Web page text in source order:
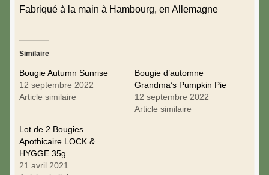
Fabriqué à la main à Hambourg, en Allemagne
Similaire
Bougie Autumn Sunrise
12 septembre 2022
Article similaire
Bougie d’automne
Grandma’s Pumpkin Pie
12 septembre 2022
Article similaire
Lot de 2 Bougies
Apothicaire LOCK &
HYGGE 35g
21 avril 2021